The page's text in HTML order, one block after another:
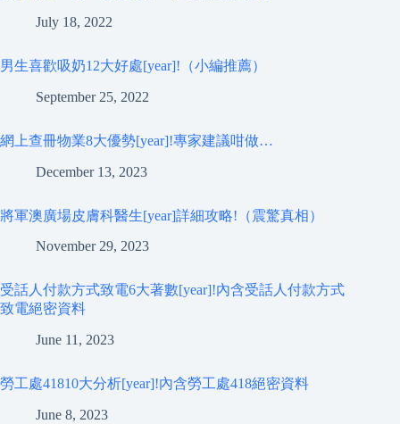
July 18, 2022
男生喜歡吸奶12大好處[year]!（小編推薦）
September 25, 2022
網上查冊物業8大優勢[year]!專家建議咁做…
December 13, 2023
將軍澳廣場皮膚科醫生[year]詳細攻略!（震驚真相）
November 29, 2023
受話人付款方式致電6大著數[year]!內含受話人付款方式
致電絕密資料
June 11, 2023
勞工處41810大分析[year]!內含勞工處418絕密資料
June 8, 2023